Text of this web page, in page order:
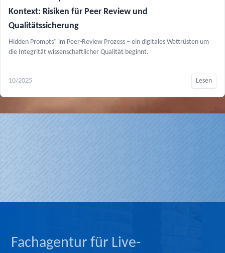
Kontext: Risiken für Peer Review und
Qualitätssicherung
Hidden Prompts“ im Peer-Review Prozess – ein digitales Wettrüsten um
die Integrität wissenschaftlicher Qualität beginnt.
10/2025 Lesen
Fachagentur für Live-